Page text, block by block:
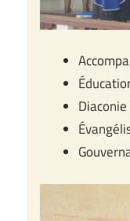
Diaconie